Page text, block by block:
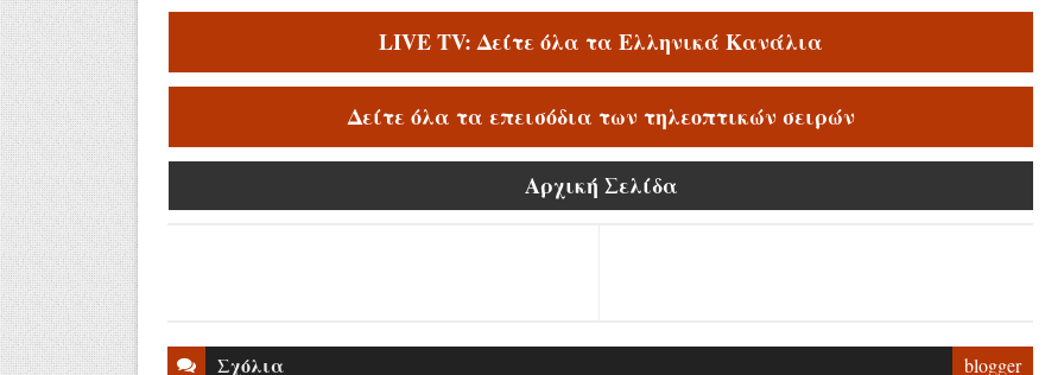
LIVE TV: Δείτε όλα τα Ελληνικά Κανάλια
Δείτε όλα τα επεισόδια των τηλεοπτικών σειρών
Αρχική Σελίδα
Σχόλια blogger